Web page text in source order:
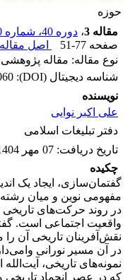
حوزه
مقاله 3
، دوره 40، شماره 20 - شماره پیاپی 195
صفحه 51-77 اصل
نوع مقاله: مقاله پژوهشی
شناسه دیجیتال (DOI):
نویسنده
علی اکبر نوایی
دفتر تبلیغات اسلامی
تاریخ دریافت: 07 مهر 1404
چکیده
گفتمان‌سازی، ایجاد یک
مفهومی نوین و میان
در روند حرکت‌های تاریخی و
واقعیت اجتماعی است.
نقش‌آفرینان تاریخی آن را
در آن مسیر نورانی
نمونه‌های تاریخی،
که در عصر انجماد